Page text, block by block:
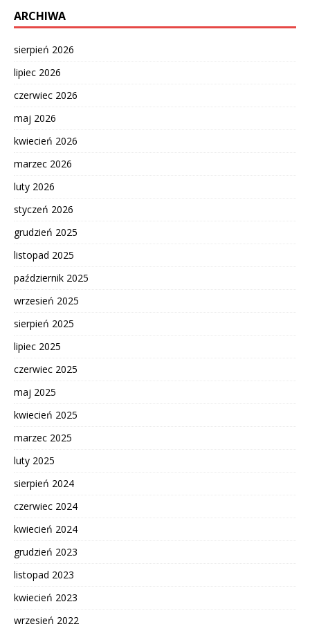
ARCHIWA
sierpień 2026
lipiec 2026
czerwiec 2026
maj 2026
kwiecień 2026
marzec 2026
luty 2026
styczeń 2026
grudzień 2025
listopad 2025
październik 2025
wrzesień 2025
sierpień 2025
lipiec 2025
czerwiec 2025
maj 2025
kwiecień 2025
marzec 2025
luty 2025
sierpień 2024
czerwiec 2024
kwiecień 2024
grudzień 2023
listopad 2023
kwiecień 2023
wrzesień 2022